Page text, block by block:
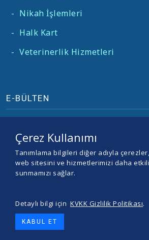
- Nikah İşlemleri
- Halk Kart
- Veterinerlik Hizmetleri
E-BÜLTEN
© 2026 BAKIRKÖY BELEDİYESİ -
Çerez Kullanımı
Tanımlama bilgileri diğer adıyla
web sitesini ve hizmetlerimizi daha
sunmamızı sağlar.
Detaylı bilgi için KVKK Gizlilik Politikası.
KABUL ET